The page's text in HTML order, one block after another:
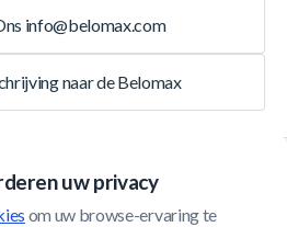
uw privacy
om uw browse-ervaring te
info@belomax.com
naar de Belomax